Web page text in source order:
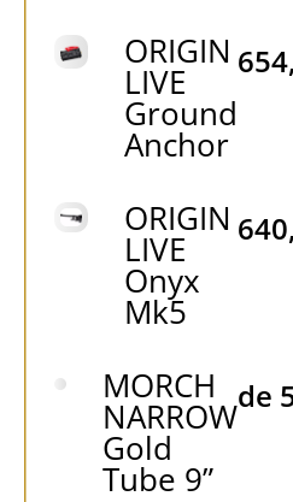
ORIGIN
LIVE
Ground
Anchor
ORIGIN
LIVE
Onyx
Mk5
MORCH
NARROW
Gold
Tube 9”
de